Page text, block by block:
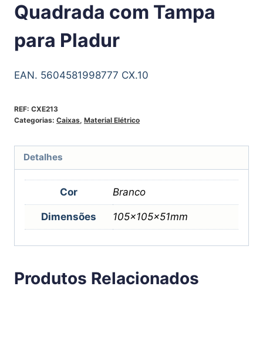
Quadrada com Tampa
para Pladur
EAN. 5604581998777 CX.10
REF: CXE213
Categorias: Caixas, Material Elétrico
Detalhes
Cor Branco
Dimensões 105x105x51mm
Produtos Relacionados